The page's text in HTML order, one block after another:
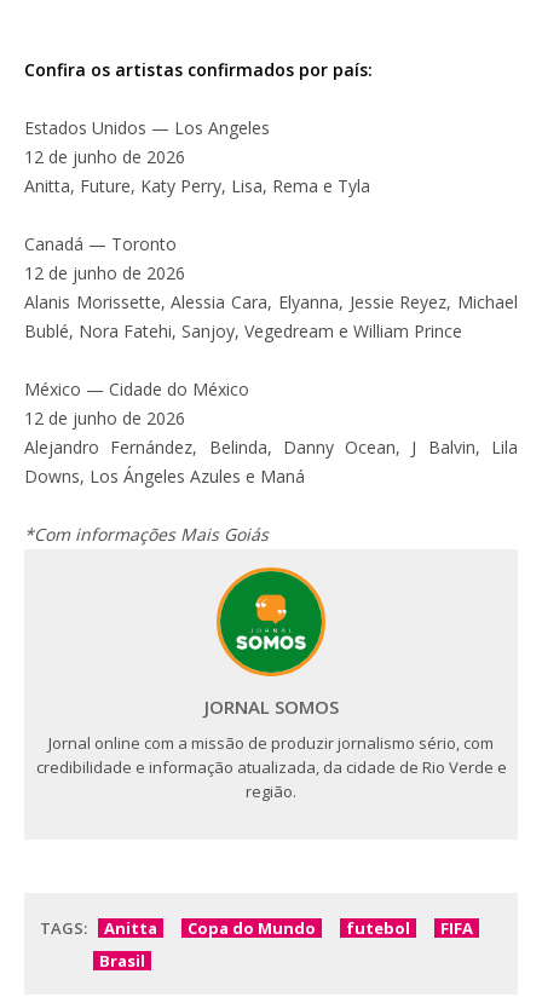
Confira os artistas confirmados por país:
Estados Unidos — Los Angeles
12 de junho de 2026
Anitta, Future, Katy Perry, Lisa, Rema e Tyla
Canadá — Toronto
12 de junho de 2026
Alanis Morissette, Alessia Cara, Elyanna, Jessie Reyez, Michael
Bublé, Nora Fatehi, Sanjoy, Vegedream e William Prince
México — Cidade do México
12 de junho de 2026
Alejandro Fernández, Belinda, Danny Ocean, J Balvin, Lila
Downs, Los Ángeles Azules e Maná
*Com informações Mais Goiás
JORNAL SOMOS
Jornal online com a missão de produzir jornalismo sério, com
credibilidade e informação atualizada, da cidade de Rio Verde e
região.
TAGS: Anitta Copa do Mundo futebol
FIFA
Brasil